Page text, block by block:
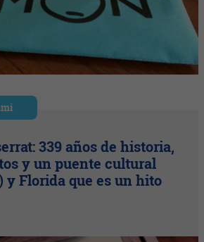
339 años de historia,
y un puente cultural
y Florida que es un hito